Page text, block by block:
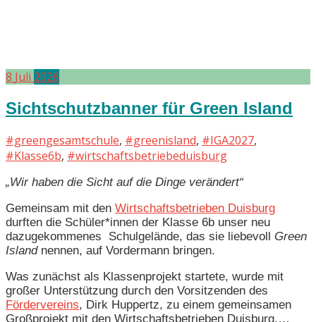
8 Juli 2026
Sichtschutzbanner für Green Island
#greengesamtschule, #greenisland, #IGA2027,
#Klasse6b, #wirtschaftsbetriebeduisburg
„Wir haben die Sicht auf die Dinge verändert“
Gemeinsam mit den Wirtschaftsbetrieben Duisburg
durften die Schüler*innen der Klasse 6b unser neu
dazugekommenes Schulgelände, das sie liebevoll Green
Islandnennen, auf Vordermann bringen.
Was zunächst als Klassenprojekt startete, wurde mit
großer Unterstützung durch den Vorsitzenden des
Fördervereins, Dirk Huppertz, zu einem gemeinsamen
Großprojekt mit den Wirtschaftsbetrieben Duisburg.…